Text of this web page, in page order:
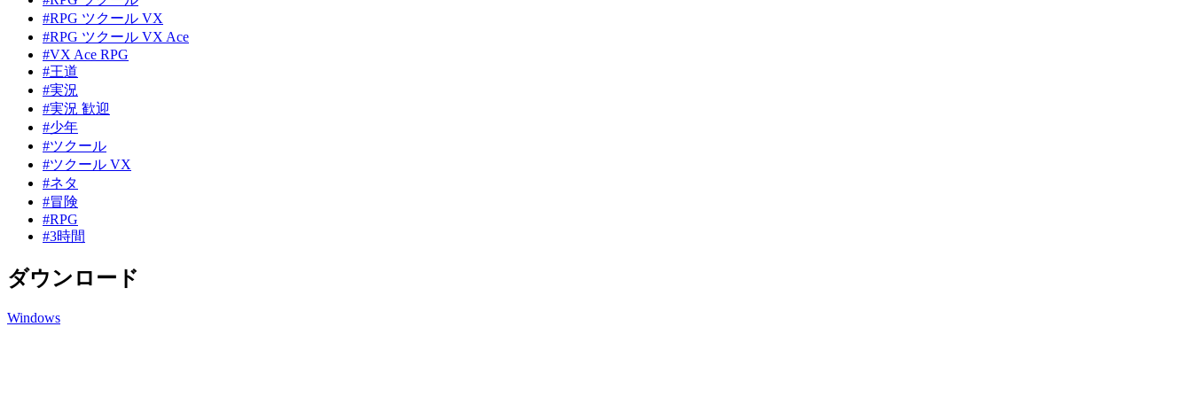
#RPG ツクール VX
#RPG ツクール VX Ace
#VX Ace RPG
#王道
#実況
#実況 歓迎
#少年
#ツクール
#ツクール VX
#ネタ
#冒険
#RPG
#3時間
ダウンロード
Windows